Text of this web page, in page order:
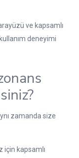
ve kapsamlı
deneyimi
zamanda size
için kapsamlı